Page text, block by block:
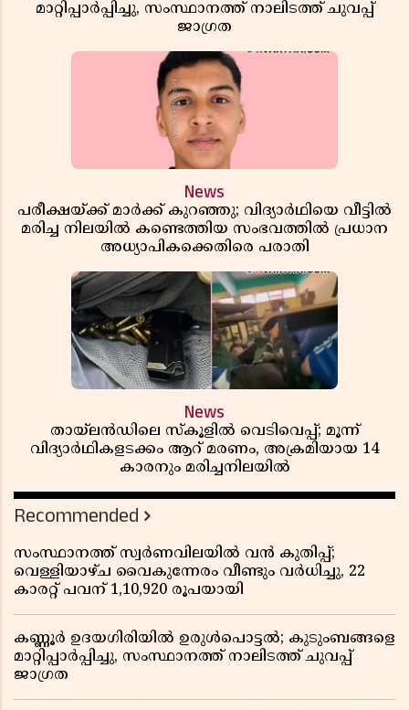
മാറ്റിപ്പാർപ്പിച്ചു, സംസ്ഥാനത്ത് നാലിടത്ത് ചുവപ്പ്
ജാഗ്രത
News
പരീക്ഷയ്ക്ക് മാർക്ക് കുറഞ്ഞു; വിദ്യാർഥിയെ വീട്ടിൽ
മരിച്ച നിലയിൽ കണ്ടെത്തിയ സംഭവത്തിൽ പ്രധാന
അധ്യാപികക്കെതിരെ പരാതി
News
തായ്‌ലൻഡിലെ സ്‌കൂളിൽ വെടിവെപ്പ്; മൂന്ന്
വിദ്യാർഥികളടക്കം ആറ് മരണം, അക്രമിയായ 14
കാരനും മരിച്ചനിലയിൽ
Recommended
സംസ്ഥാനത്ത് സ്വർണവിലയിൽ വൻ കുതിപ്പ്;
വെള്ളിയാഴ്ച വൈകുന്നേരം വീണ്ടും വർധിച്ചു, 22
കാരറ്റ് പവന് 1,10,920 രൂപയായി
കണ്ണൂർ ഉദയഗിരിയിൽ ഉരുൾപൊട്ടൽ; കുടുംബങ്ങളെ
മാറ്റിപ്പാർപ്പിച്ചു, സംസ്ഥാനത്ത് നാലിടത്ത് ചുവപ്പ്
ജാഗ്രത